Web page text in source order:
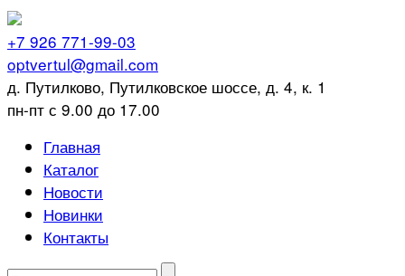
+7 926 771-99-03
optvertul@gmail.com
д. Путилково, Путилковское шоссе, д. 4, к. 1
пн-пт с 9.00 до 17.00
Главная
Каталог
Новости
Новинки
Контакты